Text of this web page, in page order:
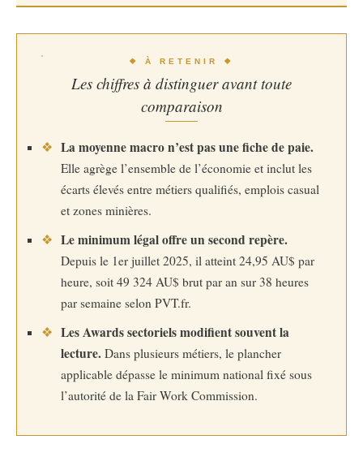
❖ À RETENIR ❖
Les chiffres à distinguer avant toute
comparaison
❖ La moyenne macro n’est pas une fiche de paie.
Elle agrège l’ensemble de l’économie et inclut les
écarts élevés entre métiers qualifiés, emplois casual
et zones minières.
❖ Le minimum légal offre un second repère.
Depuis le 1er juillet 2025, il atteint 24,95 AU$ par
heure, soit 49 324 AU$ brut par an sur 38 heures
par semaine selon PVT.fr.
❖ Les Awards sectoriels modifient souvent la
lecture. Dans plusieurs métiers, le plancher
applicable dépasse le minimum national fixé sous
l’autorité de la Fair Work Commission.